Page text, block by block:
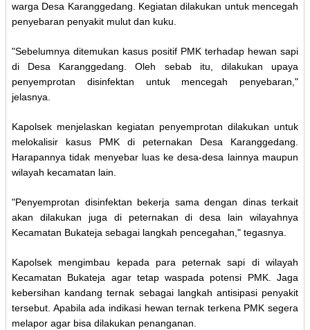
warga Desa Karanggedang. Kegiatan dilakukan untuk mencegah
penyebaran penyakit mulut dan kuku.
"Sebelumnya ditemukan kasus positif PMK terhadap hewan sapi
di Desa Karanggedang. Oleh sebab itu, dilakukan upaya
penyemprotan disinfektan untuk mencegah penyebaran,"
jelasnya.
Kapolsek menjelaskan kegiatan penyemprotan dilakukan untuk
melokalisir kasus PMK di peternakan Desa Karanggedang.
Harapannya tidak menyebar luas ke desa-desa lainnya maupun
wilayah kecamatan lain.
"Penyemprotan disinfektan bekerja sama dengan dinas terkait
akan dilakukan juga di peternakan di desa lain wilayahnya
Kecamatan Bukateja sebagai langkah pencegahan," tegasnya.
Kapolsek mengimbau kepada para peternak sapi di wilayah
Kecamatan Bukateja agar tetap waspada potensi PMK. Jaga
kebersihan kandang ternak sebagai langkah antisipasi penyakit
tersebut. Apabila ada indikasi hewan ternak terkena PMK segera
melapor agar bisa dilakukan penanganan.